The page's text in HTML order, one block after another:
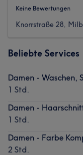
Keine Bewertungen
Knorrstraße 28,
Beliebte Services
Damen - Waschen,
1 Std.
Damen -
1 Std.
Damen - Farbe
2 Std.